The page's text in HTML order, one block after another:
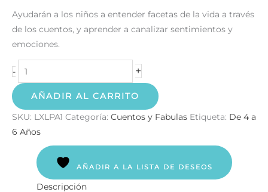
Ayudarán a los niños a entender facetas de la vida a través
de los cuentos, y aprender a canalizar sentimientos y
emociones.
- +
AÑADIR AL CARRITO
SKU: LXLPA1 Categoría: Cuentos y Fabulas Etiqueta: De 4 a
6 Años
AÑADIR A LA LISTA DE DESEOS
Descripción